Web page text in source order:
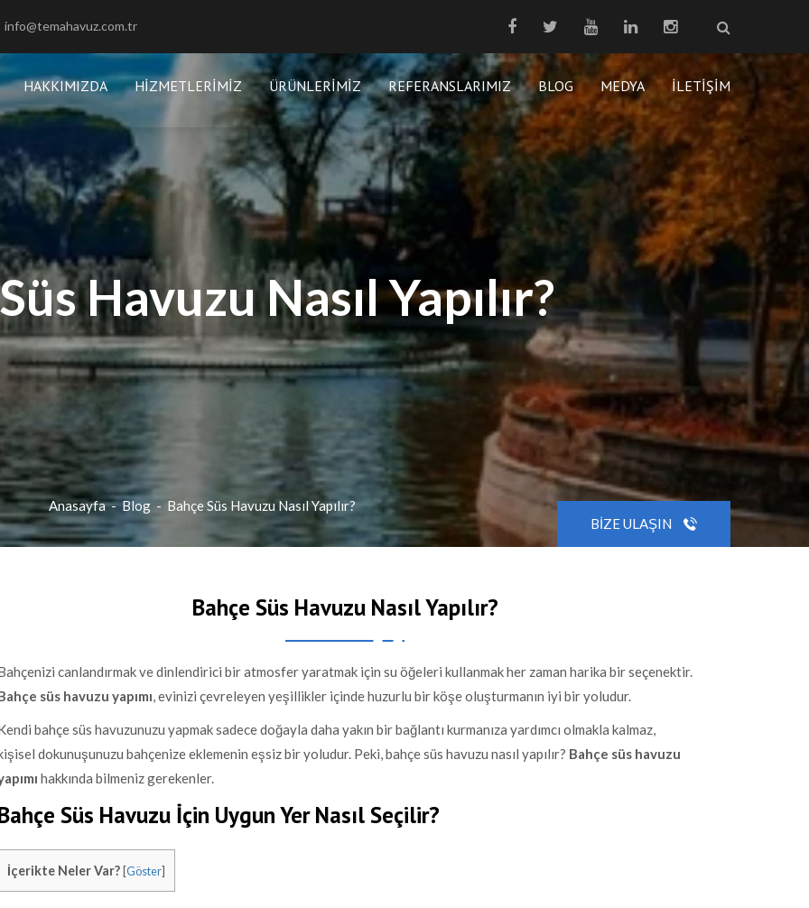
info@temahavuz.com.tr
HAKKIMIZDA HIZMETLERIMIZ ÜRÜNLERIMIZ REFERANSLARIMIZ BLOG MEDYA İLETIŞIM
Havuzu Nasıl Yapılır?
Anasayfa - Blog - Bahçe Süs Havuzu Nasıl Yapılır?
BIZE ULAŞIN
Bahçe Süs Havuzu Nasıl Yapılır?
canlandırmak ve dinlendirici bir atmosfer yaratmak için su öğeleri kullanmak her zaman harika bir seçenektir.
süs havuzu yapımı, evinizi çevreleyen yeşillikler içinde huzurlu bir köşe oluşturmanın iyi bir yoludur.
bahçe süs havuzunuzu yapmak sadece doğayla daha yakın bir bağlantı kurmanıza yardımcı olmakla kalmaz,
dokunuşunuzu bahçenize eklemenin eşsiz bir yoludur. Peki, bahçe süs havuzu nasıl yapılır? Bahçe süs havuzu
hakkında bilmeniz gerekenler.
Süs Havuzu İçin Uygun Yer Nasıl Seçilir?
İçerikte Neler Var? [Göster]